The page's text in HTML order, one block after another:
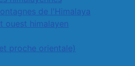
de l'Himalaya
ouest himalayen
proche orientale)